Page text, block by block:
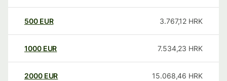
500 EUR 3.767,12 HRK
1000 EUR 7.534,23 HRK
2000 EUR 15.068,46 HRK